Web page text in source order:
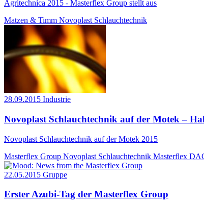
Agritechnica 2015 - Masterflex Group stellt aus
Matzen & Timm Novoplast Schlauchtechnik
28.09.2015 Industrie
Novoplast Schlauchtechnik auf der Motek –
Novoplast Schlauchtechnik auf der Motek 2015
Masterflex Group Novoplast Schlauchtechnik Masterflex
22.05.2015 Gruppe
Erster Azubi-Tag der Masterflex Group